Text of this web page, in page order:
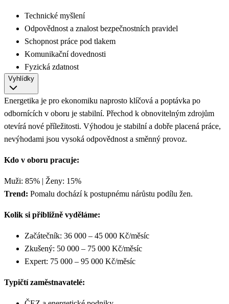
Technické myšlení
Odpovědnost a znalost bezpečnostních pravidel
Schopnost práce pod tlakem
Komunikační dovednosti
Fyzická zdatnost
Vyhlídky
Energetika je pro ekonomiku naprosto klíčová a poptávka po
odbornících v oboru je stabilní. Přechod k obnovitelným zdrojům
otevírá nové příležitosti. Výhodou je stabilní a dobře placená práce,
nevýhodami jsou vysoká odpovědnost a směnný provoz.
Kdo v oboru pracuje:
Muži: 85% | Ženy: 15%
Trend: Pomalu dochází k postupnému nárůstu podílu žen.
Kolik si přibližně vyděláme:
Začátečník: 36 000 – 45 000 Kč/měsíc
Zkušený: 50 000 – 75 000 Kč/měsíc
Expert: 75 000 – 95 000 Kč/měsíc
Typičtí zaměstnavatelé: